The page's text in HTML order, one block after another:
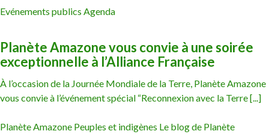
Evénements publics Agenda
Planète Amazone vous convie à une soirée
exceptionnelle à l’Alliance Française
À l’occasion de la Journée Mondiale de la Terre, Planète Amazone
vous convie à l’événement spécial “Reconnexion avec la Terre [...]
Planète Amazone Peuples et indigènes Le blog de Planète